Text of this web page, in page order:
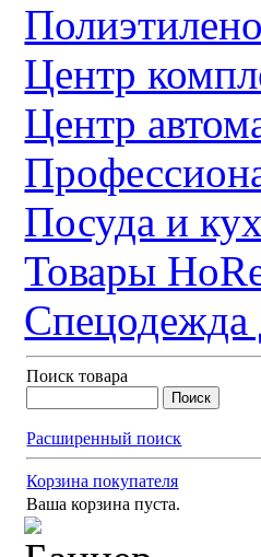
Центр
Центр
Посуда и
Товары
Спецодежда
Поиск товара
Расширенный поиск
Корзина покупателя
Ваша корзина пуста.